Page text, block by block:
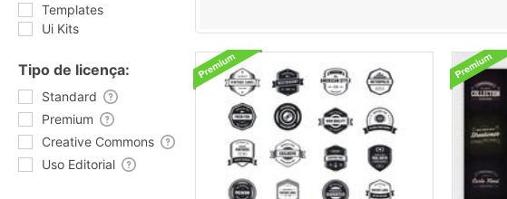
Templates
Ui Kits
Tipo de licença:
Standard
Premium
Creative Commons
Uso Editorial